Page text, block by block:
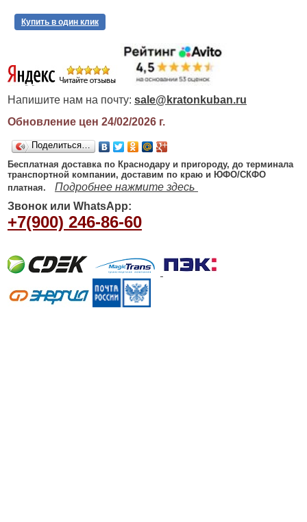
Купить в один клик
Напишите нам на почту: sale@kratonkuban.ru
Обновление цен 24/02/2026г.
Поделиться…
Бесплатная доставка по Краснодару и пригороду, до терминала
транспортной компании, доставим по краю и ЮФО/СКФО
платная.
Подробнее нажмите здесь
Звонок или WhatsApp:
+7(900) 246-86-60